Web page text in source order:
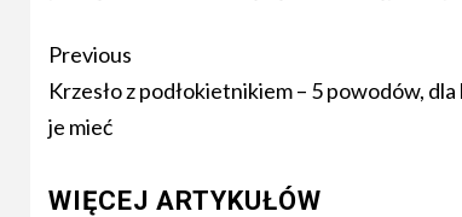
Post
navigation
Previous
Krzesło z podłokietnikiem – 5 powodów,
je mieć
WIĘCEJ ARTYKUŁÓW